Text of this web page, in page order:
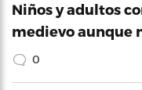
Niños y adultos
medievo aunque
0